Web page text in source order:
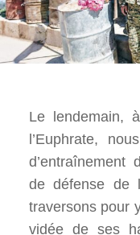
Le lendemain,
l’Euphrate,
d’entraînement
de défense de
traversons pour
vidée de ses